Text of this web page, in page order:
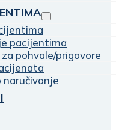
pacijentima
pohvale/prigovore
naručivanje